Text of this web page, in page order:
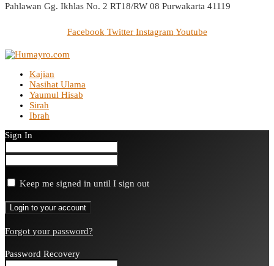
Pahlawan Gg. Ikhlas No. 2 RT18/RW 08 Purwakarta 41119
Facebook Twitter Instagram Youtube
Kajian
Nasihat Ulama
Yaumul Hisab
Sirah
Ibrah
Sign In
Keep me signed in until I sign out
Forgot your password?
Password Recovery